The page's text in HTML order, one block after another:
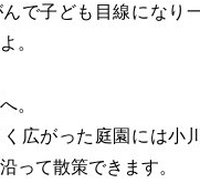
で子ども目線になり
。
。
広がった庭園には小
って散策できます。